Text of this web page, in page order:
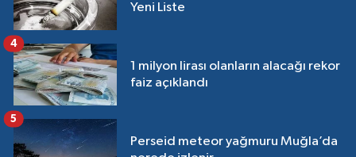
Yeni Liste
1 milyon lirası olanların alacağı rekor
faiz açıklandı
4
Perseid meteor yağmuru Muğla’da
5